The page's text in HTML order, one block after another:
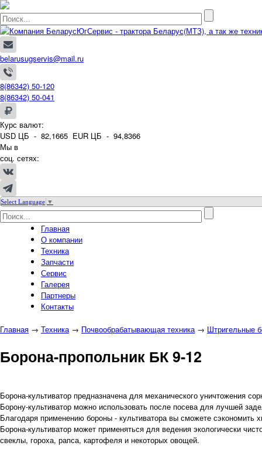
belarusugservis@mail.ru
8(86342) 50-120
8(86342) 50-041
Курс валют:
USD ЦБ - 82,1665 EUR ЦБ - 94,8366
Мы в
соц. сетях:
Select Language ▼
Главная
О компании
Техника
Запчасти
Сервис
Галерея
Партнеры
Контакты
Главная → Техника→ Почвообрабатывающая техника→ Штригельные
Борона-пропольник БК 9-12
Борона-культиватор предназначена для механического уничтожения
Борону-культиватор можно использовать после посева для лучшей
Благодаря применению бороны - культиватора вы сможете
Борона-культиватор может применяться для ведения экологически
свеклы, гороха, рапса, картофеля и некоторых овощей.